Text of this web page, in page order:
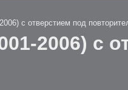
с отверстием под
2006) с